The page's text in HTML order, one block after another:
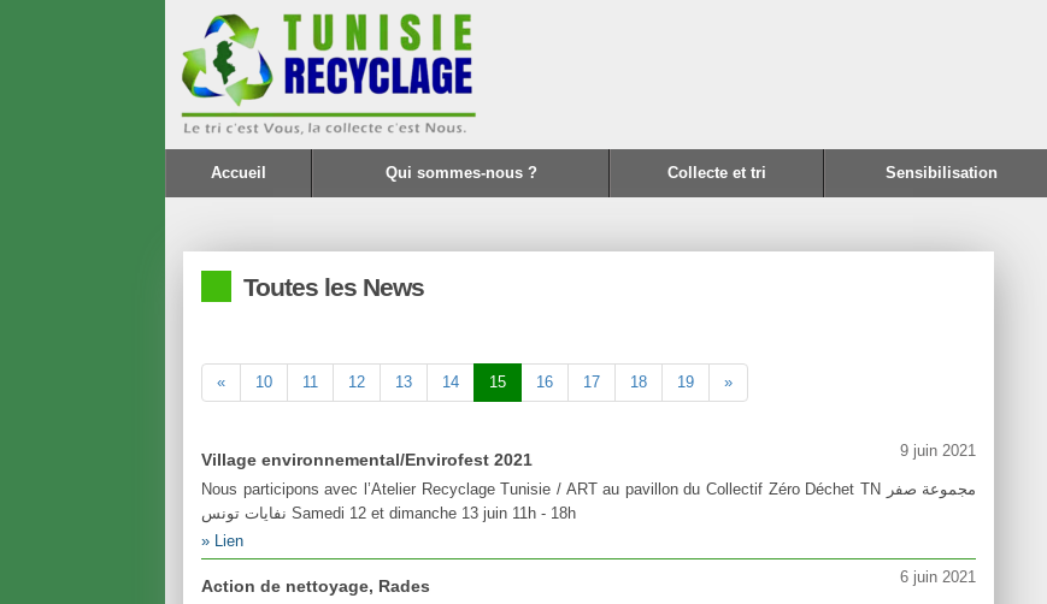
Accueil Qui sommes-nous ? Collecte et tri Sensibilisation
Toutes les News
« 10 11 12 13 14 15 16 17 18 19 »
9 juin 2021
Village environnemental/Envirofest 2021
Nous participons avec l’Atelier Recyclage Tunisie / ART au pavillon du Collectif Zéro Déchet TN مجموعة صفر
نفايات تونس Samedi 12 et dimanche 13 juin 11h - 18h
Lien
6 juin 2021
Action de nettoyage, Rades